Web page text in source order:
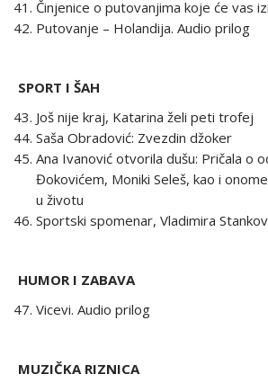
Činjenice o putovanjima koje će vas
Putovanje – Holandija. Audio prilog
SPORT I ŠAH
Još nije kraj, Katarina želi peti trofej
Saša Obradović: Zvezdin džoker
Ana Ivanović otvorila dušu: Pričala o
Đokovićem, Moniki Seleš, kao i
u životu
Sportski spomenar, Vladimira
HUMOR I ZABAVA
Vicevi. Audio prilog
MUZIČKA RIZNICA